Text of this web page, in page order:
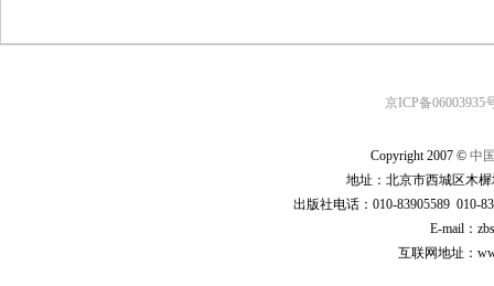
京ICP备06003935
Copyright 2007 © 中
地址：北京市西城区木
出版社电话：010-83905589 010-
E-mail：
互联网地址：